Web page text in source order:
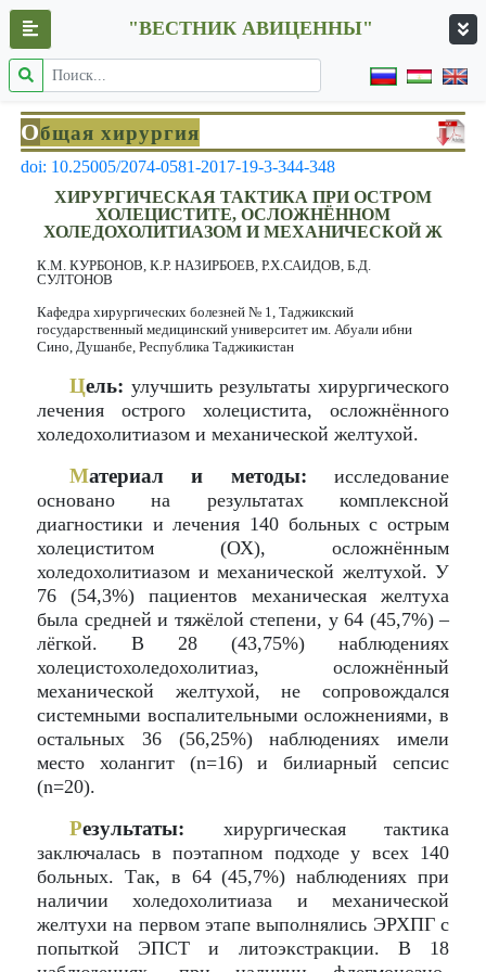
"ВЕСТНИК АВИЦЕННЫ"
Общая хирургия
doi: 10.25005/2074-0581-2017-19-3-344-348
ХИРУРГИЧЕСКАЯ ТАКТИКА ПРИ ОСТРОМ
ХОЛЕЦИСТИТЕ, ОСЛОЖНЁННОМ
ХОЛЕДОХОЛИТИАЗОМ И МЕХАНИЧЕСКОЙ Ж
К.М. КУРБОНОВ, К.Р. НАЗИРБОЕВ, Р.Х.САИДОВ, Б.Д.
СУЛТОНОВ
Кафедра хирургических болезней № 1, Таджикский
государственный медицинский университет им. Абуали ибни
Сино, Душанбе, Республика Таджикистан
Цель: улучшить результаты хирургического
лечения острого холецистита, осложнённого
холедохолитиазом и механической желтухой.
Материал и методы: исследование
основано на результатах комплексной
диагностики и лечения 140 больных с острым
холециститом (ОХ), осложнённым
холедохолитиазом и механической желтухой. У
76 (54,3%) пациентов механическая желтуха
была средней и тяжёлой степени, у 64 (45,7%) –
лёгкой. В 28 (43,75%) наблюдениях
холецистохоледохолитиаз, осложнённый
механической желтухой, не сопровождался
системными воспалительными осложнениями, в
остальных 36 (56,25%) наблюдениях имели
место холангит (n=16) и билиарный сепсис
(n=20).
Результаты: хирургическая тактика
заключалась в поэтапном подходе у всех 140
больных. Так, в 64 (45,7%) наблюдениях при
наличии холедохолитиаза и механической
желтухи на первом этапе выполнялись ЭРХПГ с
попыткой ЭПСТ и литоэкстракции. В 18